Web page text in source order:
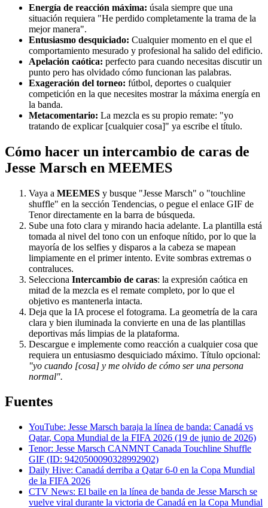
Energía de reacción máxima: úsala siempre que una
situación requiera "He perdido completamente la trama de la
mejor manera".
Entusiasmo desquiciado: Cualquier momento en el que el
comportamiento mesurado y profesional ha salido del edificio.
Apelación caótica: perfecto para cuando necesitas discutir un
punto pero has olvidado cómo funcionan las palabras.
Exageración del torneo: fútbol, deportes o cualquier
competición en la que necesites mostrar la máxima energía en
la banda.
Metacomentario: La mezcla es su propio remate: "yo
tratando de explicar [cualquier cosa]" ya escribe el título.
Cómo hacer un intercambio de caras de
Jesse Marsch en MEEMES
Vaya a MEEMES y busque "Jesse Marsch" o "touchline
shuffle" en la sección Tendencias, o pegue el enlace GIF de
Tenor directamente en la barra de búsqueda.
Sube una foto clara y mirando hacia adelante. La plantilla está
tomada al nivel del tono con un enfoque nítido, por lo que la
mayoría de los selfies y disparos a la cabeza se mapean
limpiamente en el primer intento. Evite sombras extremas o
contraluces.
Selecciona Intercambio de caras: la expresión caótica en
mitad de la mezcla es el remate completo, por lo que el
objetivo es mantenerla intacta.
Deja que la IA procese el fotograma. La geometría de la cara
clara y bien iluminada la convierte en una de las plantillas
deportivas más limpias de la plataforma.
Descargue e implemente como reacción a cualquier cosa que
requiera un entusiasmo desquiciado máximo. Título opcional:
"yo cuando [cosa] y me olvido de cómo ser una persona
normal".
Fuentes
YouTube: Jesse Marsch baraja la línea de banda: Canadá vs
Qatar, Copa Mundial de la FIFA 2026 (19 de junio de 2026)
Tenor: Jesse Marsch CANMNT Canada Touchline Shuffle
GIF (ID: 9420500090328992902)
Daily Hive: Canadá derriba a Qatar 6-0 en la Copa Mundial
de la FIFA 2026
CTV News: El baile en la línea de banda de Jesse Marsch se
vuelve viral durante la victoria de Canadá en la Copa Mundial